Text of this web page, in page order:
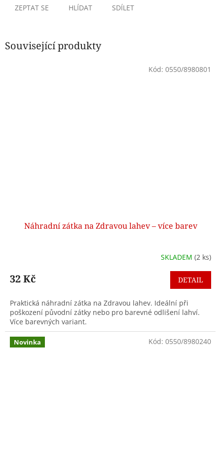
ZEPTAT SE HLÍDAT SDÍLET
Související produkty
Náhradní zátka na Zdravou lahev – více barev
SKLADEM (2 ks)
32 Kč DETAIL
Praktická náhradní zátka na Zdravou lahev. Ideální při
poškození původní zátky nebo pro barevné odlišení lahví.
Více barevných variant.
Kód: 0550/8980801
Novinka Kód: 0550/8980240